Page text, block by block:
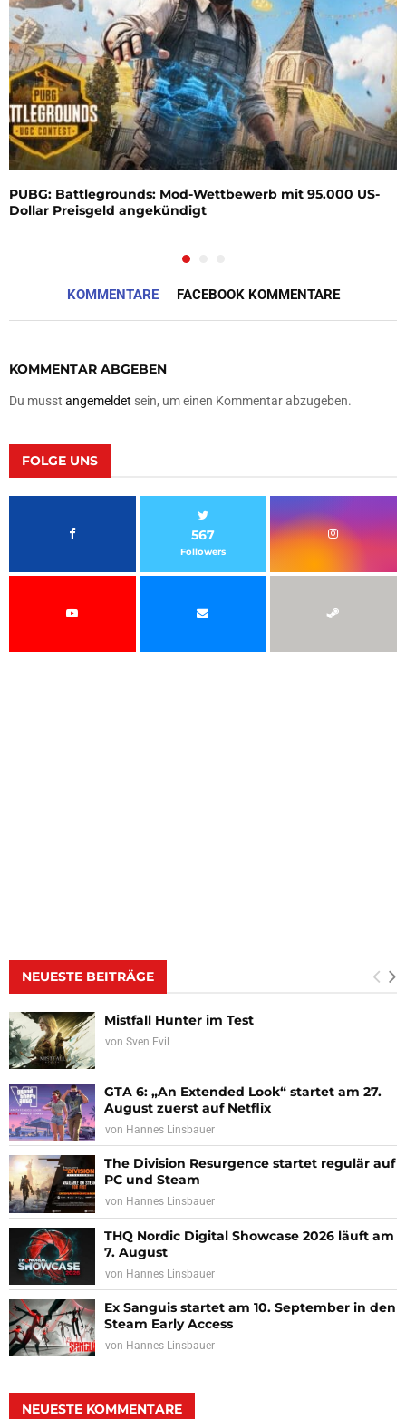
PUBG: Battlegrounds: Mod-Wettbewerb mit 95.000 US-
Dollar Preisgeld angekündigt
KOMMENTARE FACEBOOK KOMMENTARE
KOMMENTAR ABGEBEN
Du musst angemeldet sein, um einen Kommentar abzugeben.
FOLGE UNS
567
Followers
NEUESTE BEITRÄGE
Mistfall Hunter im Test
von Sven Evil
GTA 6: „An Extended Look“ startet am 27.
August zuerst auf Netflix
von Hannes Linsbauer
The Division Resurgence startet regulär auf
PC und Steam
von Hannes Linsbauer
THQ Nordic Digital Showcase 2026 läuft am
7. August
von Hannes Linsbauer
Ex Sanguis startet am 10. September in den
Steam Early Access
von Hannes Linsbauer
NEUESTE KOMMENTARE